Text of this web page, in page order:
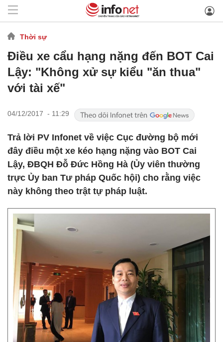
Thời sự
Điều xe cẩu hạng nặng đến BOT Cai
Lậy: "Không xử sự kiểu "ăn thua"
với tài xế"
04/12/2017 - 11:29
Trả lời PV Infonet về việc Cục đường bộ mới
đây điều một xe kéo hạng nặng vào BOT Cai
Lậy, ĐBQH Đỗ Đức Hồng Hà (Ủy viên thường
trực Ủy ban Tư pháp Quốc hội) cho rằng việc
này không theo trật tự pháp luật.